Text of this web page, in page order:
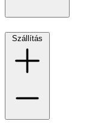
Szállítás